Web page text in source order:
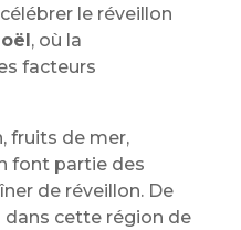
le réveillon
, où la
facteurs
fruits de mer,
font partie des
de réveillon. De
dans cette région de